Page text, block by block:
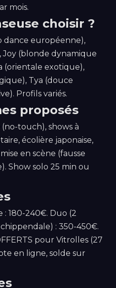
mois.
choisir ?
dance européenne),
Joy (blonde dynamique
(orientale exotique),
Tya (douce
Profils variés.
proposés
touch), shows à
écolière japonaise,
en scène (fausse
Show solo 25 min ou
: 180-240€. Duo (2
: 350-450€.
pour Vitrolles (27
en ligne, solde sur